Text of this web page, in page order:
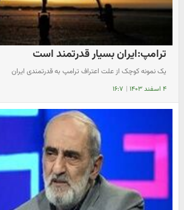
ترامپ:ایران بسیار قدرتمند است
یک نمونه کوچک از علت اعتراف ترامپ به قدرتمندی ایران
۴ اسفند ۱۴۰۳ | ۱۶:۷